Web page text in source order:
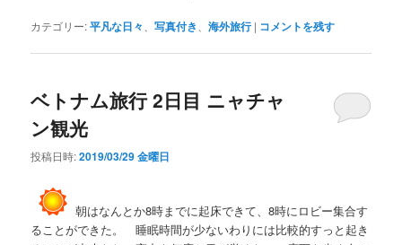
カテゴリー:平凡な日々 、写真付き 、海外旅行 | コメントを残す
ベトナム旅行 2日目 ニャチャ
ン観光
投稿日時:2019/03/29 金曜日
朝はなんとか8時までに起床できて、8時にロビー集合す
ることができた。 睡眠時間が少ないわりには比較的すっと起き